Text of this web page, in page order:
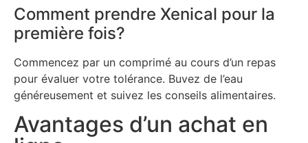
Comment prendre Xenical pour la
première fois?
Commencez par un comprimé au cours d’un repas
pour évaluer votre tolérance. Buvez de l’eau
généreusement et suivez les conseils alimentaires.
Avantages d’un achat en